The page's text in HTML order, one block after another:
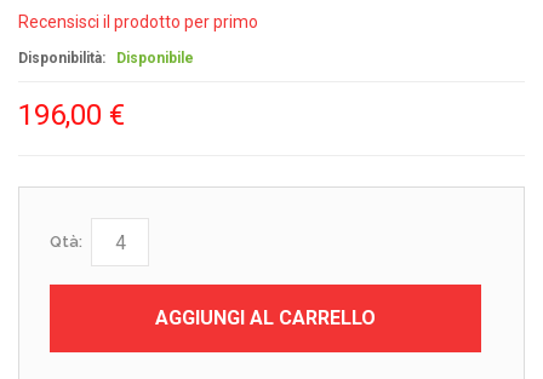
Recensisci il prodotto per primo
Disponibilità: Disponibile
196,00 €
Qtà:
AGGIUNGI AL CARRELLO